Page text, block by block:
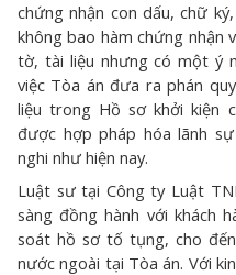
chứng nhận con dấu, chữ
không bao hàm chứng nhận
tờ, tài liệu nhưng có một ý
việc Tòa án đưa ra phán
liệu trong Hồ sơ khởi kiện
được hợp pháp hóa lãnh
nghi như hiện nay.
Luật sư tại Công ty Luật
sàng đồng hành với khách
soát hồ sơ tố tụng, cho
nước ngoài tại Tòa án. Với